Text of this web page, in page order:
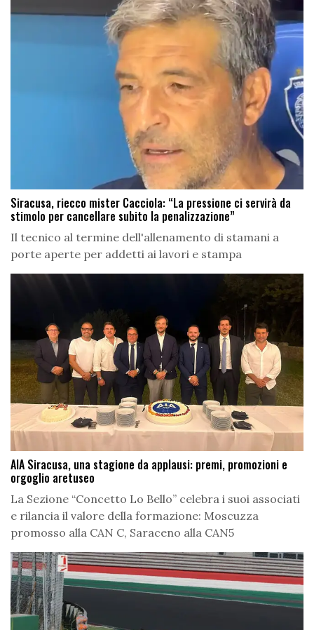
Siracusa, riecco mister Cacciola: “La pressione ci servirà da
stimolo per cancellare subito la penalizzazione”
Il tecnico al termine dell'allenamento di stamani a
porte aperte per addetti ai lavori e stampa
AIA Siracusa, una stagione da applausi: premi, promozioni e
orgoglio aretuseo
La Sezione “Concetto Lo Bello” celebra i suoi associati
e rilancia il valore della formazione: Moscuzza
promosso alla CAN C, Saraceno alla CAN5